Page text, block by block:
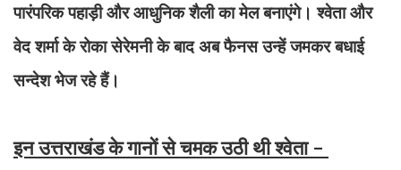
पारंपरिक पहाड़ी और आधुनिक शैली का मेल बनाएंगे। श्वेता और
वेद शर्मा के रोका सेरेमनी के बाद अब फैनस उन्हें जमकर बधाई
सन्देश भेज रहे हैं।
इन उत्तराखंड के गानों से चमक उठी थी श्वेता -